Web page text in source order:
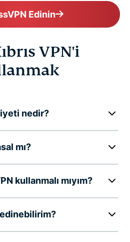
Edinin
VPN'i
nedir?
mı?
kullanmalı mıyım?
edinebilirim?